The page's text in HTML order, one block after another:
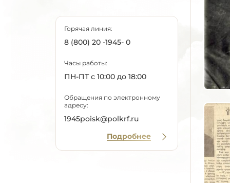
Горячая линия:
8 (800) 20 -1945- 0
Часы работы:
ПН-ПТ с 10:00 до 18:00
Обращения по электронному
адресу:
1945poisk@polkrf.ru
Подробнее